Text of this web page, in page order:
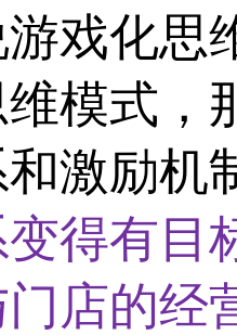
戏化思
模式，
激励机
得有目
店的经